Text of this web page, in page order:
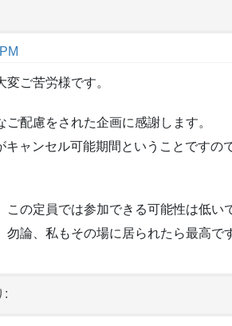
ご苦労様です。
ご配慮をされた企画に感謝します。
キャンセル可能期間ということですの
この定員では参加できる可能性は低い
勿論、私もその場に居られたら最高で
: